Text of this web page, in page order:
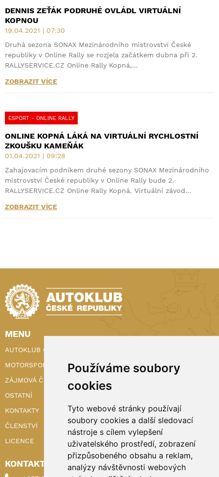
Používáme soubory
cookies
Tyto webové stránky používají
soubory cookies a další sledovací
nástroje s cílem vylepšení
uživatelského prostředí, zobrazení
přizpůsobeného obsahu a reklam,
analýzy návštěvnosti webových
DENNIS ZEŤÁK PODRUHÉ OVLÁDL VIRTUÁLNÍ
KOPNOU
19.04.2021 | 07:30
Druhá sezona SONAX Mezinárodního mistrovství České
republiky v Online Rally se rozjela začátkem dubna při 2.
RALLYSERVICE.CZ Online Rally Kopná,…
ZOBRAZIT VÍCE
ESPORT - ONLINE RALLY
ONLINE KOPNÁ LÁKÁ NA VIRTUÁLNÍ RYCHLOSTNÍ
ZKOUŠKU KAMEŇÁK
01.04.2021 | 09:28
Zahajovacím podnikem druhé sezony SONAX Mezinárodního
mistrovství České republiky v Online Rally bude 2.
RALLYSERVICE.CZ Online Rally Kopná. Virtuální závod…
ZOBRAZIT VÍCE
MENU
AUTOKLUB ČR
MOTORSPORT
ZÁJMOVÁ ČINNOST
OSTATNÍ
KONTAKTY
ČLENSTVÍ
LICENCE
KONTAKTY